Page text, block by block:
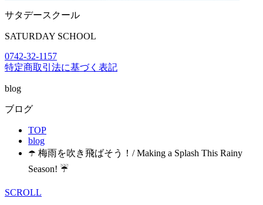
サタデースクール
SATURDAY SCHOOL
0742-32-1157
特定商取引法に基づく表記
blog
ブログ
TOP
blog
☂️ 梅雨を吹き飛ばそう！/ Making a Splash This Rainy
Season! ☔
SCROLL